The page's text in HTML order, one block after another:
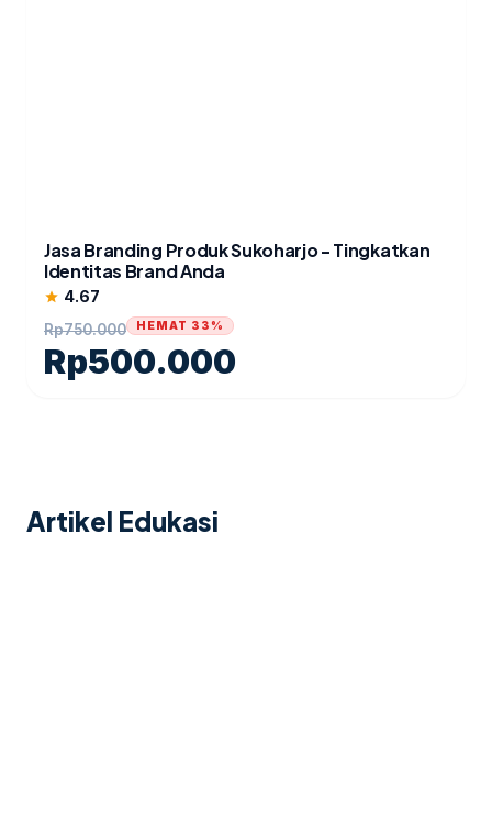
Jasa Branding Produk Sukoharjo - Tingkatkan
Identitas Brand Anda
star 4.67
Rp750.000
Rp500.000
HEMAT 33%
Artikel Edukasi